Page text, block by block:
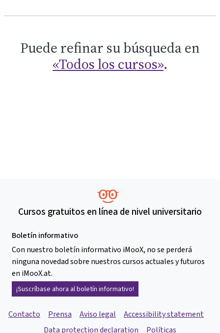
Puede refinar su búsqueda en
«Todos los cursos».
Cursos gratuitos en línea de nivel universitario
Boletín informativo
Con nuestro boletín informativo iMooX, no se perderá
ninguna novedad sobre nuestros cursos actuales y futuros
en iMooX.at.
¡Suscríbase ahora al boletín informativo!
Contacto Prensa Aviso legal
Accessibility statement
Data protection declaration
Políticas